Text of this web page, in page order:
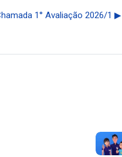
1° Avaliação 2026/1 ▶︎